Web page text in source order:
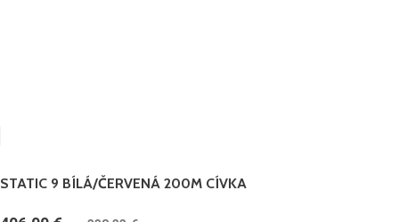
STATIC 9 BÍLÁ/ČERVENÁ 200M CÍVKA